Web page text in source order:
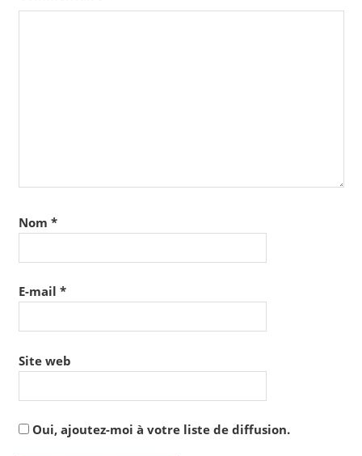
Nom *
E-mail *
Site web
Oui, ajoutez-moi à votre liste de diffusion.